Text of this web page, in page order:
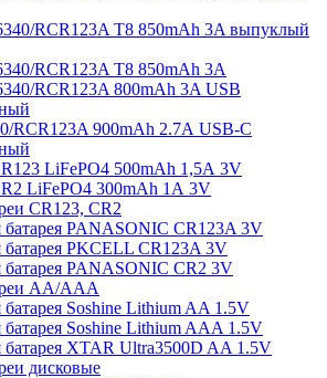
RCR123A T8 850mAh 3A выпуклый
RCR123A T8 850mAh 3A
RCR123A 800mAh 3A USB
RCR123A 900mAh 2.7А USB-C
LiFePO4 500mAh 1,5А 3V
LiFePO4 300mAh 1А 3V
CR123, CR2
батарея PANASONIC CR123A 3V
батарея PKCELL CR123A 3V
батарея PANASONIC CR2 3V
АА/ААА
батарея Soshine Lithium AA 1.5V
батарея Soshine Lithium AAA 1.5V
батарея XTAR Ultra3500D AA 1.5V
дисковые